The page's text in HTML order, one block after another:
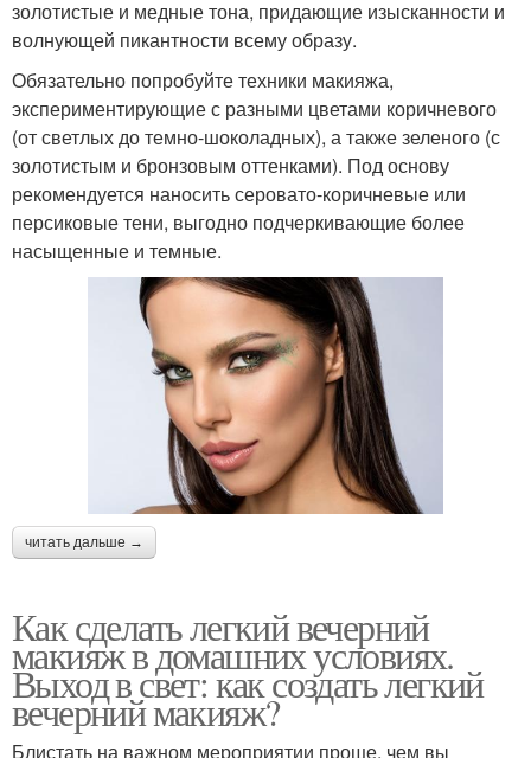
золотистые и медные тона, придающие изысканности и
волнующей пикантности всему образу.
Обязательно попробуйте техники макияжа,
экспериментирующие с разными цветами коричневого
(от светлых до темно-шоколадных), а также зеленого (с
золотистым и бронзовым оттенками). Под основу
рекомендуется наносить серовато-коричневые или
персиковые тени, выгодно подчеркивающие более
насыщенные и темные.
читать дальше →
Как сделать легкий вечерний
макияж в домашних условиях.
Выход в свет: как создать легкий
вечерний макияж?
Блистать на важном мероприятии проще, чем вы